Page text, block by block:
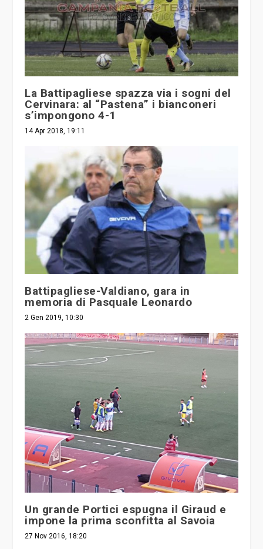
La Battipagliese spazza via i sogni del
Cervinara: al “Pastena” i bianconeri
s’impongono 4-1
14 Apr 2018, 19:11
Battipagliese-Valdiano, gara in
memoria di Pasquale Leonardo
2 Gen 2019, 10:30
Un grande Portici espugna il Giraud e
impone la prima sconfitta al Savoia
27 Nov 2016, 18:20